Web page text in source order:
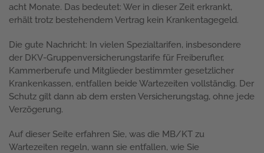
acht Monate. Das bedeutet: Wer in dieser Zeit erkrankt,
erhält trotz bestehendem Vertrag kein Krankentagegeld.
Die gute Nachricht: In vielen Spezialtarifen, insbesondere
der DKV-Gruppenversicherungstarife für Freiberufler,
Kammerberufe und Mitglieder bestimmter gesetzlicher
Krankenkassen, entfallen beide Wartezeiten vollständig. Der
Schutz gilt dann ab dem ersten Versicherungstag, ohne jede
Verzögerung.
Auf dieser Seite erfahren Sie, was die MB/KT zu
Wartezeiten regeln, wann sie entfallen, wie Sie